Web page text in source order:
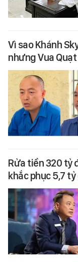
Vì sao Khánh
nhưng Vua
Rửa tiền 320 tỷ
khắc phục 5,7